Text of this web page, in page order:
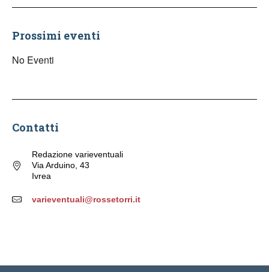
Prossimi eventi
No Eventi
Contatti
Redazione varieventuali
Via Arduino, 43
Ivrea
varieventuali@rossetorri.it